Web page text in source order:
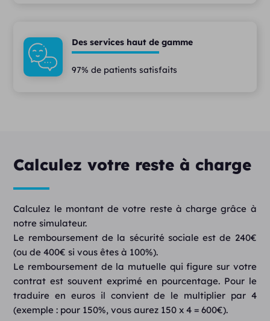
Des services haut de gamme
97% de patients satisfaits
Calculez votre reste à charge
Calculez le montant de votre reste à charge grâce à
notre simulateur.
Le remboursement de la sécurité sociale est de 240€
(ou de 400€ si vous êtes à 100%).
Le remboursement de la mutuelle qui figure sur votre
contrat est souvent exprimé en pourcentage. Pour le
traduire en euros il convient de le multiplier par 4
(exemple : pour 150%, vous aurez 150 x 4 = 600€).